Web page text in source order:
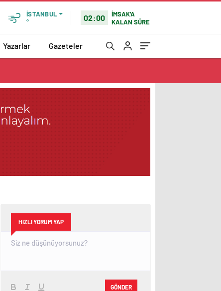
İSTANBUL
°
02:00
İMSAK'A
KALAN SÜRE
Yazarlar Gazeteler
HIZLI YORUM YAP
GÖNDER